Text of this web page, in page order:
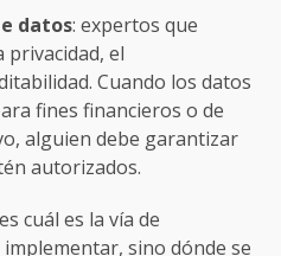
datos: expertos que
privacidad, el
Cuando los datos
fines financieros o de
alguien debe garantizar
autorizados.
cuál es la vía de
sino dónde se